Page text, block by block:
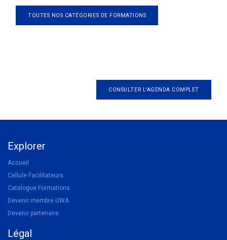
TOUTES NOS CATÉGORIES DE FORMATIONS
CONSULTER L'AGENDA COMPLET
Explorer
Accueil
Cellule Facilitateurs
Catalogue Formations
Devenir membre UWA
Devenir partenaire
Légal